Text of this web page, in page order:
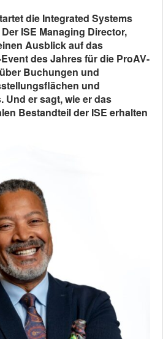
die Integrated Systems
ISE Managing Director,
Ausblick auf das
des Jahres für die ProAV-
Buchungen und
und
Und er sagt, wie er das
Bestandteil der ISE erhalten